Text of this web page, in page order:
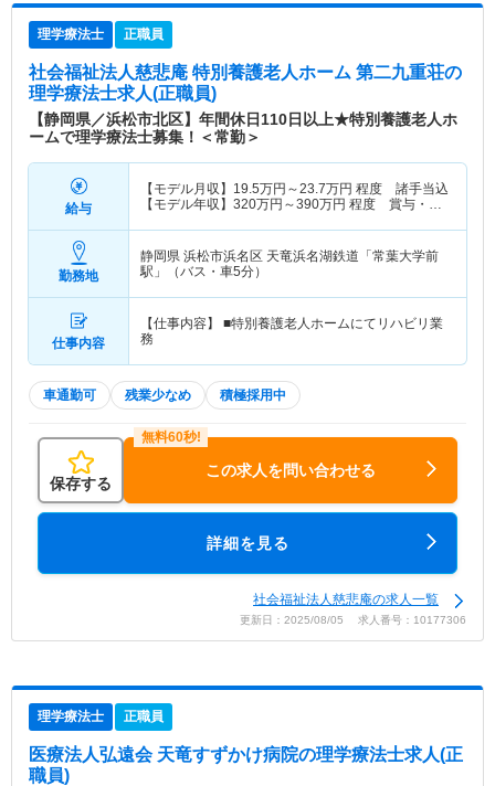
理学療法士 正職員
社会福祉法人慈悲庵 特別養護老人ホーム 第二九重荘の
理学療法士求人(正職員)
【静岡県／浜松市北区】年間休日110日以上★特別養護老人ホ
ームで理学療法士募集！＜常勤＞
給与
【モデル月収】 19.5万円～23.7万円 程度 諸手当込
【モデル年収】 320万円～390万円 程度 賞与・諸
勤務地
静岡県 浜松市浜名区 天竜浜名湖鉄道「常葉大学前
駅」（バス・車5分）
仕事内容
【仕事内容】 ■特別養護老人ホームにてリハビリ業
務
車通勤可 残業少なめ 積極採用中
保存する
この求人を問い合わせる
詳細を見る
社会福祉法人慈悲庵の求人一覧
更新日：2025/08/05 求人番号：10177306
理学療法士 正職員
医療法人弘遠会 天竜すずかけ病院の理学療法士求人(正
職員)